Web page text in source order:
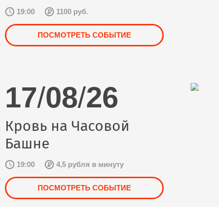
19:00 1100 руб.
ПОСМОТРЕТЬ СОБЫТИЕ
17/08/26
Кровь на Часовой
Башне
19:00 4,5 рубля в минуту
ПОСМОТРЕТЬ СОБЫТИЕ